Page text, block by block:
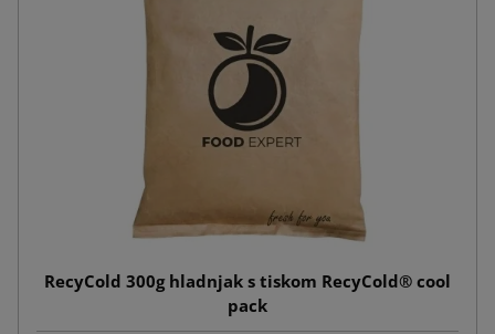
RecyCold 300g hladnjak s tiskom RecyCold® cool
pack